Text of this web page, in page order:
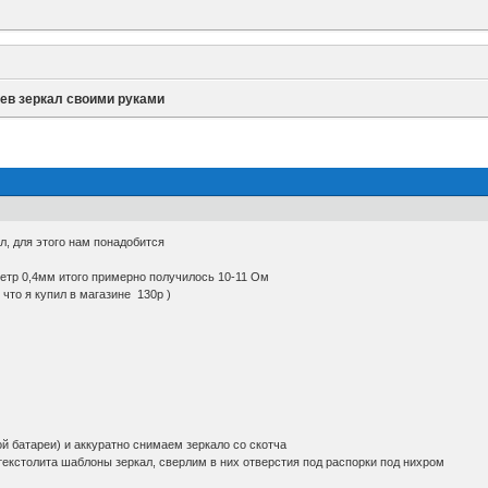
зеркал своими руками
для этого нам понадобится
0,4мм итого примерно получилось 10-11 Ом
я купил в магазине 130р )
батареи) и аккуратно снимаем зеркало со скотча
шаблоны зеркал, сверлим в них отверстия под распорки под нихром